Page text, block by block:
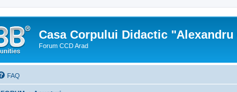
Casa Corpului Didactic "Alexandru
Forum CCD Arad
FAQ